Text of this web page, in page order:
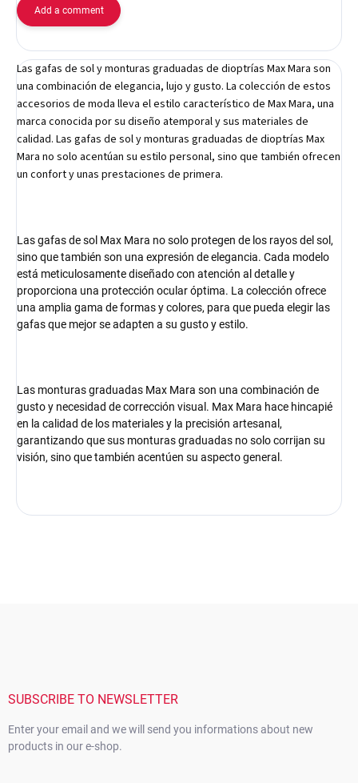
Add a comment
Las gafas de sol y monturas graduadas de dioptrías Max Mara son
una combinación de elegancia, lujo y gusto. La colección de estos
accesorios de moda lleva el estilo característico de Max Mara, una
marca conocida por su diseño atemporal y sus materiales de
calidad. Las gafas de sol y monturas graduadas de dioptrías Max
Mara no solo acentúan su estilo personal, sino que también ofrecen
un confort y unas prestaciones de primera.
Las gafas de sol Max Mara no solo protegen de los rayos del sol,
sino que también son una expresión de elegancia. Cada modelo
está meticulosamente diseñado con atención al detalle y
proporciona una protección ocular óptima. La colección ofrece
una amplia gama de formas y colores, para que pueda elegir las
gafas que mejor se adapten a su gusto y estilo.
Las monturas graduadas Max Mara son una combinación de
gusto y necesidad de corrección visual. Max Mara hace hincapié
en la calidad de los materiales y la precisión artesanal,
garantizando que sus monturas graduadas no solo corrijan su
visión, sino que también acentúen su aspecto general.
SUBSCRIBE TO NEWSLETTER
Enter your email and we will send you informations about new
products in our e-shop.